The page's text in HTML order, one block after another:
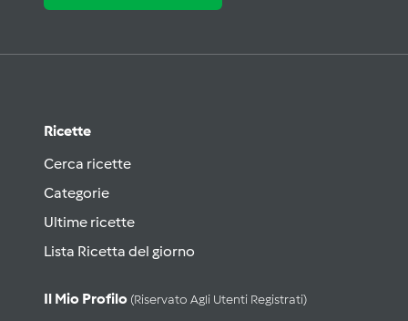
Ricette
Cerca ricette
Categorie
Ultime ricette
Lista Ricetta del giorno
Il Mio Profilo (riservato Agli Utenti Registrati)